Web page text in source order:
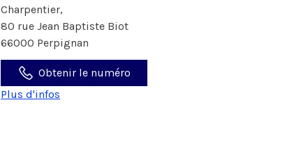
Charpentier,
80 rue Jean Baptiste Biot
66000 Perpignan
Obtenir le numéro
Plus d'infos